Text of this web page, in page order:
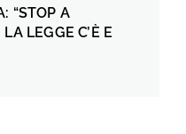
“STOP A
LEGGE C’È E